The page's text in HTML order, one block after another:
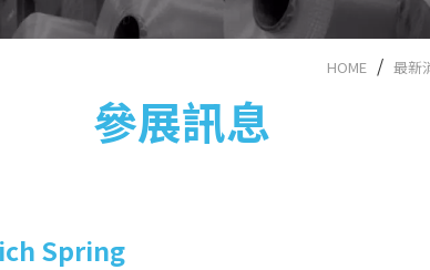
HOME 最新
參展訊息
Spring